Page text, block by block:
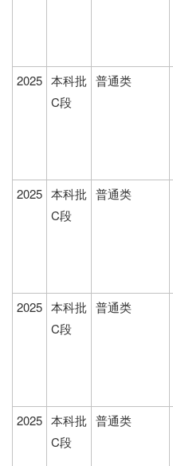
2025 本科批
C段
普通类
2025 本科批
C段
普通类
2025 本科批
C段
普通类
2025 本科批
C段
普通类